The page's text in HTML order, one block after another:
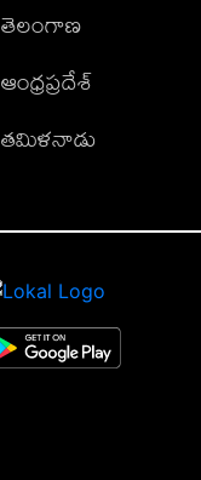
తెలంగాణ
ఆంధ్రప్రదేశ్
తమిళనాడు